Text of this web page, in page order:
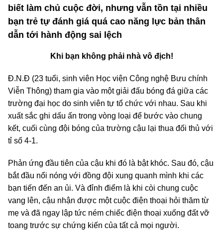
biết làm chủ cuộc đời, nhưng vẫn tồn tại nhiều
bạn trẻ tự đánh giá quá cao năng lực bản thân
dẫn tới hành động sai lệch
Khi bạn không phải nhà vô địch!
Đ.N.Đ (23 tuổi, sinh viên Học viện Công nghệ Bưu chính
Viễn Thông) tham gia vào một giải đấu bóng đá giữa các
trường đại học do sinh viên tự tổ chức với nhau. Sau khi
xuất sắc ghi dấu ấn trong vòng loại để bước vào chung
kết, cuối cùng đội bóng của trường cậu lại thua đối thủ với
tỉ số 4-1.
Phản ứng đầu tiên của cậu khi đó là bật khóc. Sau đó, cậu
bắt đầu nổi nóng với đồng đội xung quanh mình khi các
bạn tiến đến an ủi. Và đỉnh điểm là khi còi chung cuộc
vang lên, cậu nhận được một cuộc điện thoại hỏi thăm từ
mẹ và đã ngay lập tức ném chiếc điện thoại xuống đất vỡ
toang trước sự chứng kiến của tất cả mọi người.